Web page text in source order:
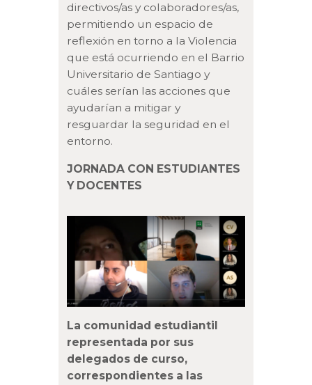
directivos/as y colaboradores/as,
permitiendo un espacio de
reflexión en torno a la Violencia
que está ocurriendo en el Barrio
Universitario de Santiago y
cuáles serían las acciones que
ayudarían a mitigar y
resguardar la seguridad en el
entorno.
JORNADA CON ESTUDIANTES
Y DOCENTES
La comunidad estudiantil
representada por sus
delegados de curso,
correspondientes a las